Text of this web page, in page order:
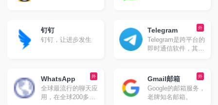
钉钉
钉钉，让进步发生
外
Telegram
Telegram是跨平台的
即时通信软件，其客
是专有软件。用户可
以相互交换加密与自
毁消息，发送照片、
影片等所有类型文
外
WhatsApp
全球最流行的聊天应
用，在全球200多个
外
Gmail邮箱
Google的邮箱服务，
老牌知名邮箱。